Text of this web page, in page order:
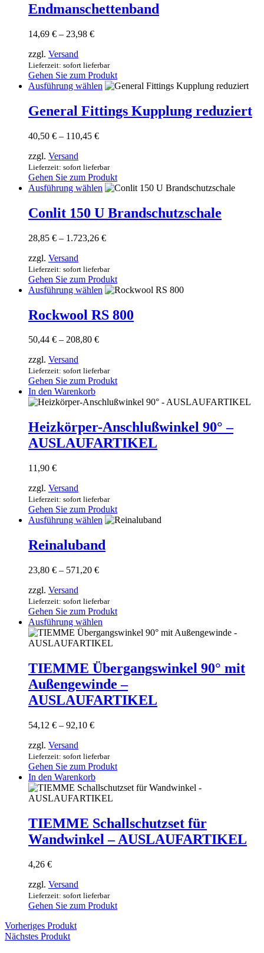
weist
mehrere
können
auf
der
gewählt
werden
Endmanschettenband
14,69 € – 23,98 €Preisspanne:
23,98 €
zzgl. Versand
Lieferzeit: sofort lieferbar
Gehen Sie zum Produkt
Ausführung wählen Dieses
weist
mehrere
können
auf
der
gewählt
werden
General Fittings Kupplung reduziert
40,50 € – 110,45 €Preisspanne:
110,45 €
zzgl. Versand
Lieferzeit: sofort lieferbar
Gehen Sie zum Produkt
Ausführung wählen Dieses
weist
mehrere
auf.
können
auf
der
gewählt
werden
Conlit 150 U Brandschutzschale
28,85 € – 1.723,26 €Preisspanne:
1.723,26 €
zzgl. Versand
Lieferzeit: sofort lieferbar
Gehen Sie zum Produkt
Ausführung wählen Dieses
weist
mehrere
können
auf
Produktseite
werden
Rockwool RS 800
50,44 € – 208,80 €Preisspanne:
208,80 €
zzgl. Versand
Lieferzeit: sofort lieferbar
Gehen Sie zum Produkt
In den Warenkorb
Heizkörper-Anschlußwinkel 90° –
AUSLAUFARTIKEL
11,90 €
zzgl. Versand
Lieferzeit: sofort lieferbar
Gehen Sie zum Produkt
Ausführung wählen Dieses
weist
mehrere
können
auf
Produktseite
gewählt
Reinaluband
23,80 € – 571,20 €Preisspanne:
571,20 €
zzgl. Versand
Lieferzeit: sofort lieferbar
Gehen Sie zum Produkt
Ausführung wählen
Produkt
weist
Varianten
auf.
Die
Optionen
können
werden
TIEMME Übergangswinkel 90° mit
Außengewinde –
AUSLAUFARTIKEL
54,12 € – 92,10 €Preisspanne:
92,10 €
zzgl. Versand
Lieferzeit: sofort lieferbar
Gehen Sie zum Produkt
In den Warenkorb
TIEMME Schallschutzset für
Wandwinkel – AUSLAUFARTIKEL
4,26 €
zzgl. Versand
Lieferzeit: sofort lieferbar
Gehen Sie zum Produkt
Vorheriges Produkt
Nächstes Produkt